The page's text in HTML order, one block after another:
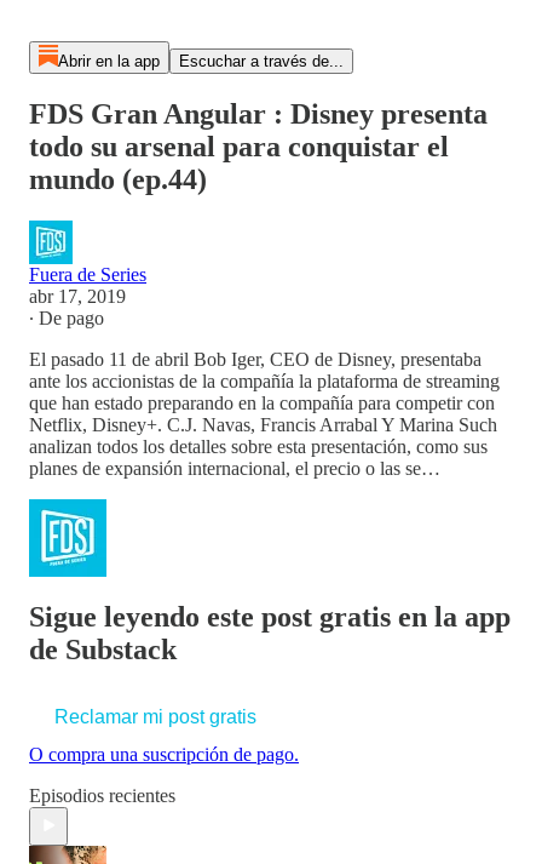
Abrir en la app Escuchar a través de...
FDS Gran Angular : Disney presenta
todo su arsenal para conquistar el
mundo (ep.44)
Fuera de Series
abr 17, 2019
∙ De pago
El pasado 11 de abril Bob Iger, CEO de Disney, presentaba
ante los accionistas de la compañía la plataforma de streaming
que han estado preparando en la compañía para competir con
Netflix, Disney+. C.J. Navas, Francis Arrabal Y Marina Such
analizan todos los detalles sobre esta presentación, como sus
planes de expansión internacional, el precio o las se…
Sigue leyendo este post gratis en la app
de Substack
Reclamar mi post gratis
O compra una suscripción de pago.
Episodios recientes